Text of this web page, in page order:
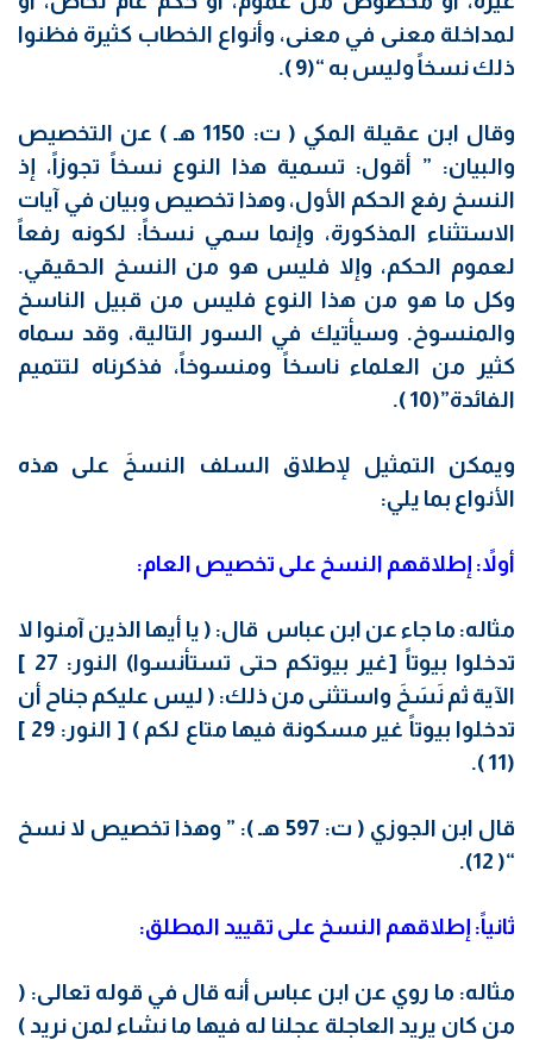
لمداخلة معنى في معنى، وأنواع الخطاب كثيرة فظنوا
ذلك نسخاً وليس به “(9 ).
وقال ابن عقيلة المكي ( ت: 1150 هـ ) عن التخصيص
والبيان: ” أقول: تسمية هذا النوع نسخاً تجوزاً، إذ
النسخ رفع الحكم الأول، وهذا تخصيص وبيان في آيات
الاستثناء المذكورة، وإنما سمي نسخاً: لكونه رفعاً
لعموم الحكم، وإلا فليس هو من النسخ الحقيقي.
وكل ما هو من هذا النوع فليس من قبيل الناسخ
والمنسوخ. وسيأتيك في السور التالية، وقد سماه
كثير من العلماء ناسخاً ومنسوخاً، فذكرناه لتتميم
الفائدة”(10 ).
ويمكن التمثيل لإطلاق السلف النسخَ على هذه
الأنواع بما يلي:
أولاً: إطلاقهم النسخ على تخصيص العام:
مثاله: ما جاء عن ابن عباس قال: ( يا أيها الذين آمنوا لا
تدخلوا بيوتاً [غير بيوتكم حتى تستأنسوا) النور: 27 ]
الآية ثم نَسَخَ واستثنى من ذلك: ( ليس عليكم جناح أن
تدخلوا بيوتاً غير مسكونة فيها متاع لكم ) [ النور: 29 ]
(11 ).
قال ابن الجوزي ( ت: 597 هـ ): ” وهذا تخصيص لا نسخ
“( 12).
ثانياً: إطلاقهم النسخ على تقييد المطلق:
مثاله: ما روي عن ابن عباس أنه قال في قوله تعالى: (
من كان يريد العاجلة عجلنا له فيها ما نشاء لمن نريد )